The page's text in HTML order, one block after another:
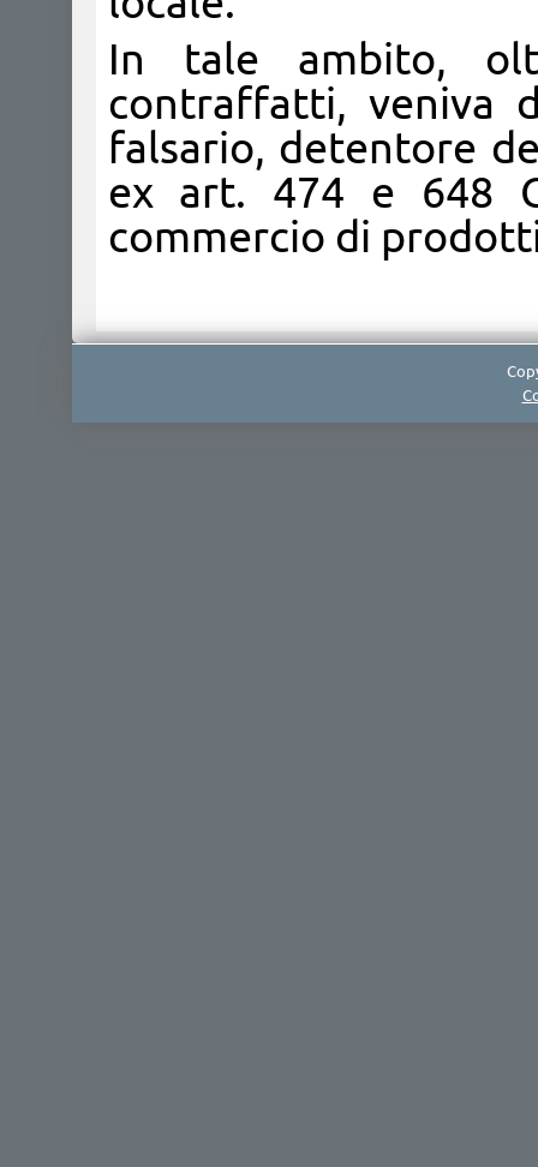
In tale ambito,
contraffatti, veniva
falsario, detentore
ex art. 474 e 648
commercio di